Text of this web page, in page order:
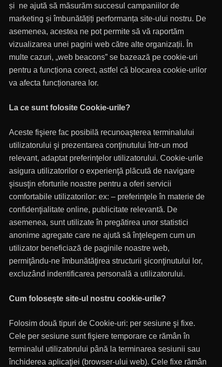
și ne ajută să măsurăm succesul campaniilor de
marketing și îmbunătățiți performanța site-ului nostru. De
asemenea, acestea ne pot permite să vă raportăm
vizualizarea unei pagini web către alte organizații. În
multe cazuri, „web beacons” se bazează pe cookie-uri
pentru a funcționa corect, astfel că blocarea cookie-urilor
va afecta funcționarea lor.
La ce sunt folosite Cookie-urile?
Aceste fişiere fac posibilă recunoaşterea terminalului
utilizatorului şi prezentarea conţinutului într-un mod
relevant, adaptat preferinţelor utilizatorului. Cookie-urile
asigura utilizatorilor o experienţă plăcută de navigare
şisusţin eforturile noastre pentru a oferi servicii
comfortabile utilizatorilor: ex: – preferinţele în materie de
confidenţialitate online, publicitate relevantă. De
asemenea, sunt utilizate în pregătirea unor statistici
anonime agregate care ne ajută să înţelegem cum un
utilizator beneficiază de paginile noastre web,
permiţându-ne îmbunătăţirea structurii şiconţinutului lor,
excluzând indentificarea personală a utilizatorului.
Cum folosește site-ul nostru cookie-urile?
Folosim două tipuri de Cookie-uri: per sesiune şi fixe.
Cele per sesiune sunt fişiere temporare ce rămân în
terminalul utilizatorului până la terminarea sesiunii sau
închiderea aplicaţiei (browser-ului web). Cele fixe rămân